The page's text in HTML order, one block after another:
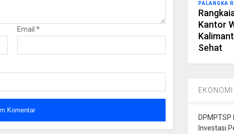
Email *
PALANGKA
Kantor
Sehat
Investasi